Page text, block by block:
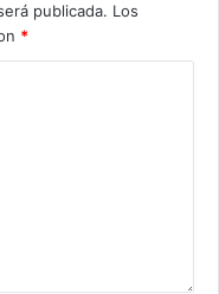
publicada. Los
*